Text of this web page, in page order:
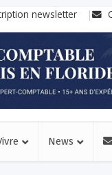
newsletter
News